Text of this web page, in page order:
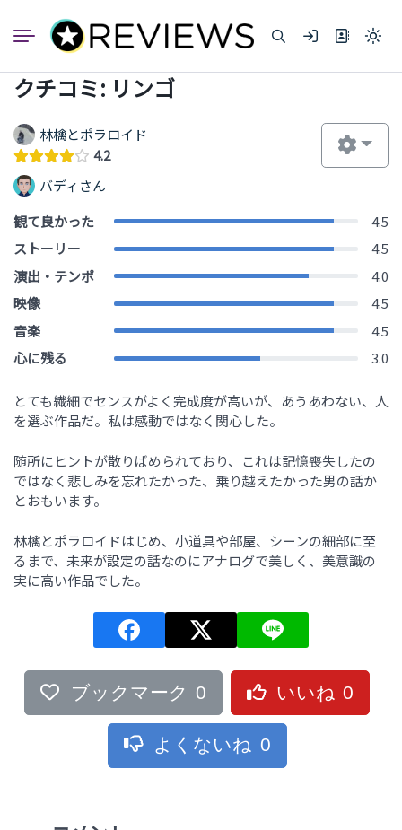
ン
Light
dark)
クチコミ: リンゴ
林檎とポラロイド
4.2
バディさん
観て良かった
4.5
ストーリー
4.5
演出・テンポ
4.0
映像
4.5
音楽
4.5
心に残る
3.0
とても繊細でセンスがよく完成度が高いが、あうあわない、人
を選ぶ作品だ。私は感動ではなく関心した。
随所にヒントが散りばめられており、これは記憶喪失したの
ではなく悲しみを忘れたかった、乗り越えたかった男の話か
とおもいます。
林檎とポラロイドはじめ、小道具や部屋、シーンの細部に至
るまで、未来が設定の話なのにアナログで美しく、美意識の
実に高い作品でした。
ブックマーク 0 いいね 0
よくないね 0